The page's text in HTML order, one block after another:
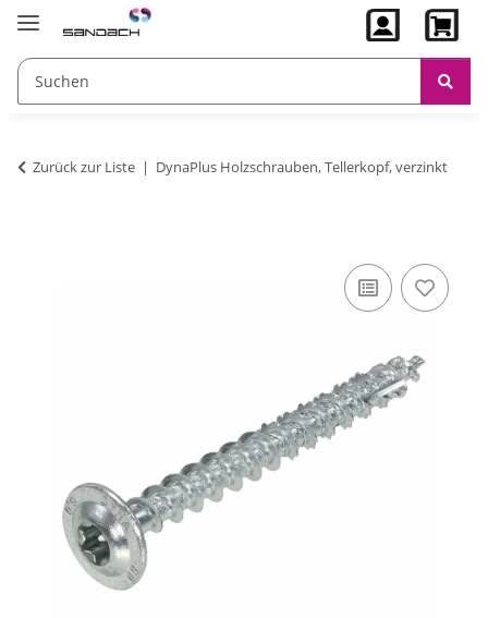
Zurück zur Liste DynaPlus Holzschrauben, Tellerkopf, verzinkt